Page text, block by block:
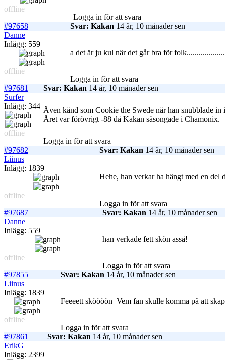
offline
Logga in för att svara
#97658
Svar: Kakan 14 år, 10 månader sen
Danne
Inlägg: 559
offline
a det är ju kul när det går bra för
Logga in för att svara
#97681
Svar: Kakan 14 år, 10 månader sen
Surfer
Inlägg: 344
offline
Även känd som Cookie the Swede när han snubblade
Året var förövrigt -88 då Kakan säsongade i Chamonix.
Logga in för att svara
#97682
Svar: Kakan 14 år, 10 månader sen
Liinus
Inlägg: 1839
offline
Hehe, han verkar ha hängt med en del
Logga in för att svara
#97687
Svar: Kakan 14 år, 10 månader sen
Danne
Inlägg: 559
offline
han verkade fett skön asså!
Logga in för att svara
#97855
Svar: Kakan 14 år, 10 månader sen
Liinus
Inlägg: 1839
offline
Feeeett sköööön Vem fan skulle komma på att
Logga in för att svara
#97861
Svar: Kakan 14 år, 10 månader sen
ErikG
Inlägg: 2399